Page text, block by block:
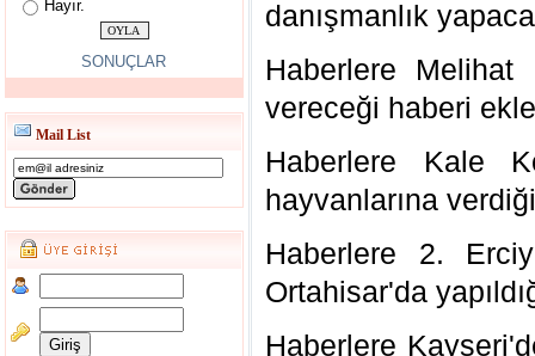
Hayır.
SONUÇLAR
Mail List
danışmanlık
Haberlere Melihat
vereceği haberi
Haberlere Kale
hayvanlarına
Haberlere 2.
Ortahisar'da
Haberlere